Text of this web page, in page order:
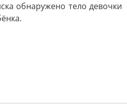
обнаружено тело девочки